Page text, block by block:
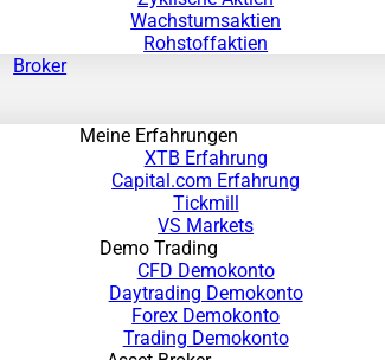
Wachstumsaktien
Rohstoffaktien
Broker
Meine Erfahrungen
XTB Erfahrung
Capital.com Erfahrung
Tickmill
VS Markets
Demo Trading
CFD Demokonto
Daytrading Demokonto
Forex Demokonto
Trading Demokonto